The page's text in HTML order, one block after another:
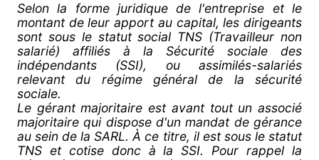
Selon la forme juridique de l'entreprise et le
montant de leur apport au capital, les dirigeants
sont sous le statut social TNS (Travailleur non
salarié) affiliés à la Sécurité sociale des
indépendants (SSI), ou assimilés-salariés
relevant du régime général de la sécurité
sociale.
Le gérant majoritaire est avant tout un associé
majoritaire qui dispose d'un mandat de gérance
au sein de la SARL. À ce titre, il est sous le statut
TNS et cotise donc à la SSI. Pour rappel la